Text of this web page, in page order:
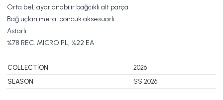
Orta bel, ayarlanabilir bağcıklı alt parça
Bağ uçları metal boncuk aksesuarlı
Astarlı
%78 REC. MICRO PL, %22 EA
COLLECTİON
2026
SEASON
SS 2026